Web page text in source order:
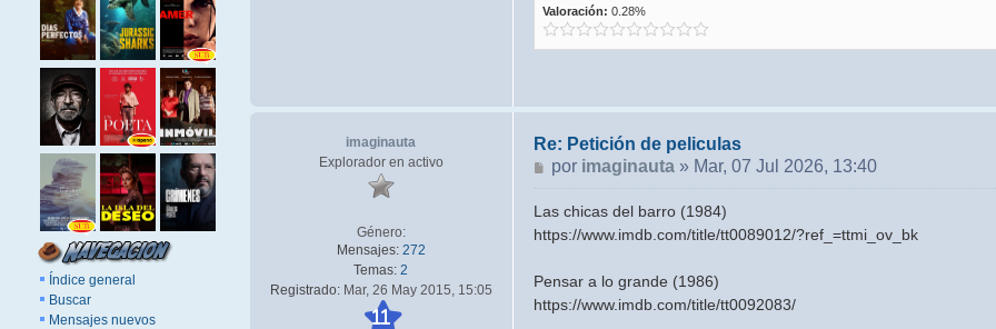
Índice general
Buscar
Mensajes nuevos
Valoración: 0.28%
imaginauta
Explorador en activo
Género:
Mensajes: 272
Temas: 2
Registrado:Mar, 26 May 2015, 15:05
11
Re: Petición de peliculas
Mensaje
por imaginauta » Mar, 07 Jul 2026, 13:40
Las chicas del barro (1984)
https://www.imdb.com/title/tt0089012/?ref_=ttmi_ov_bk
Pensar a lo grande (1986)
https://www.imdb.com/title/tt0092083/